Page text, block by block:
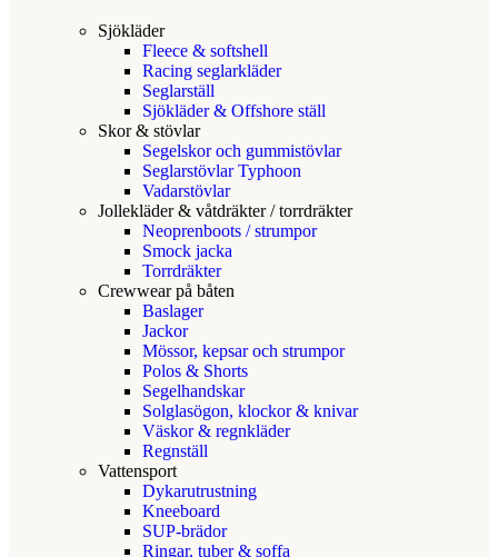
Sjökläder
Fleece & softshell
Racing seglarkläder
Seglarställ
Sjökläder & Offshore ställ
Skor & stövlar
Segelskor och gummistövlar
Seglarstövlar Typhoon
Vadarstövlar
Jollekläder & våtdräkter / torrdräkter
Neoprenboots / strumpor
Smock jacka
Torrdräkter
Crewwear på båten
Baslager
Jackor
Mössor, kepsar och strumpor
Polos & Shorts
Segelhandskar
Solglasögon, klockor & knivar
Väskor & regnkläder
Regnställ
Vattensport
Dykarutrustning
Kneeboard
SUP-brädor
Ringar, tuber & soffa